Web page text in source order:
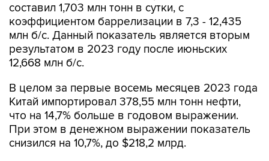
составил 1,703 млн тонн в сутки, с
коэффициентом баррелизации в 7,3 - 12,435
млн б/с. Данный показатель является вторым
результатом в 2023 году после июньских
12,668 млн б/с.
В целом за первые восемь месяцев 2023 года
Китай импортировал 378,55 млн тонн нефти,
что на 14,7% больше в годовом выражении.
При этом в денежном выражении показатель
снизился на 10,7%, до $218,2 млрд.